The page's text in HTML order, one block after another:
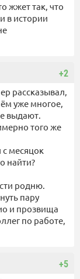
жжет так, что
в истории
+2
рассказывал,
уже многое,
выдают.
того же
месяцок
найти?
родню.
пару
и прозвища
по работе,
+5